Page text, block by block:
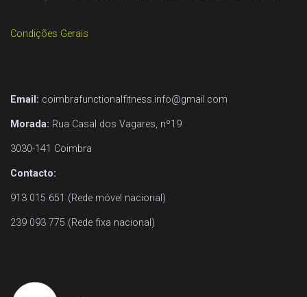
Condições Gerais
Email: coimbrafunctionalfitness.info@gmail.com
Morada: Rua Casal dos Vagares, nº19
3030-141 Coimbra
Contacto:
913 015 651 (Rede móvel nacional)
239 093 775 (Rede fixa nacional)